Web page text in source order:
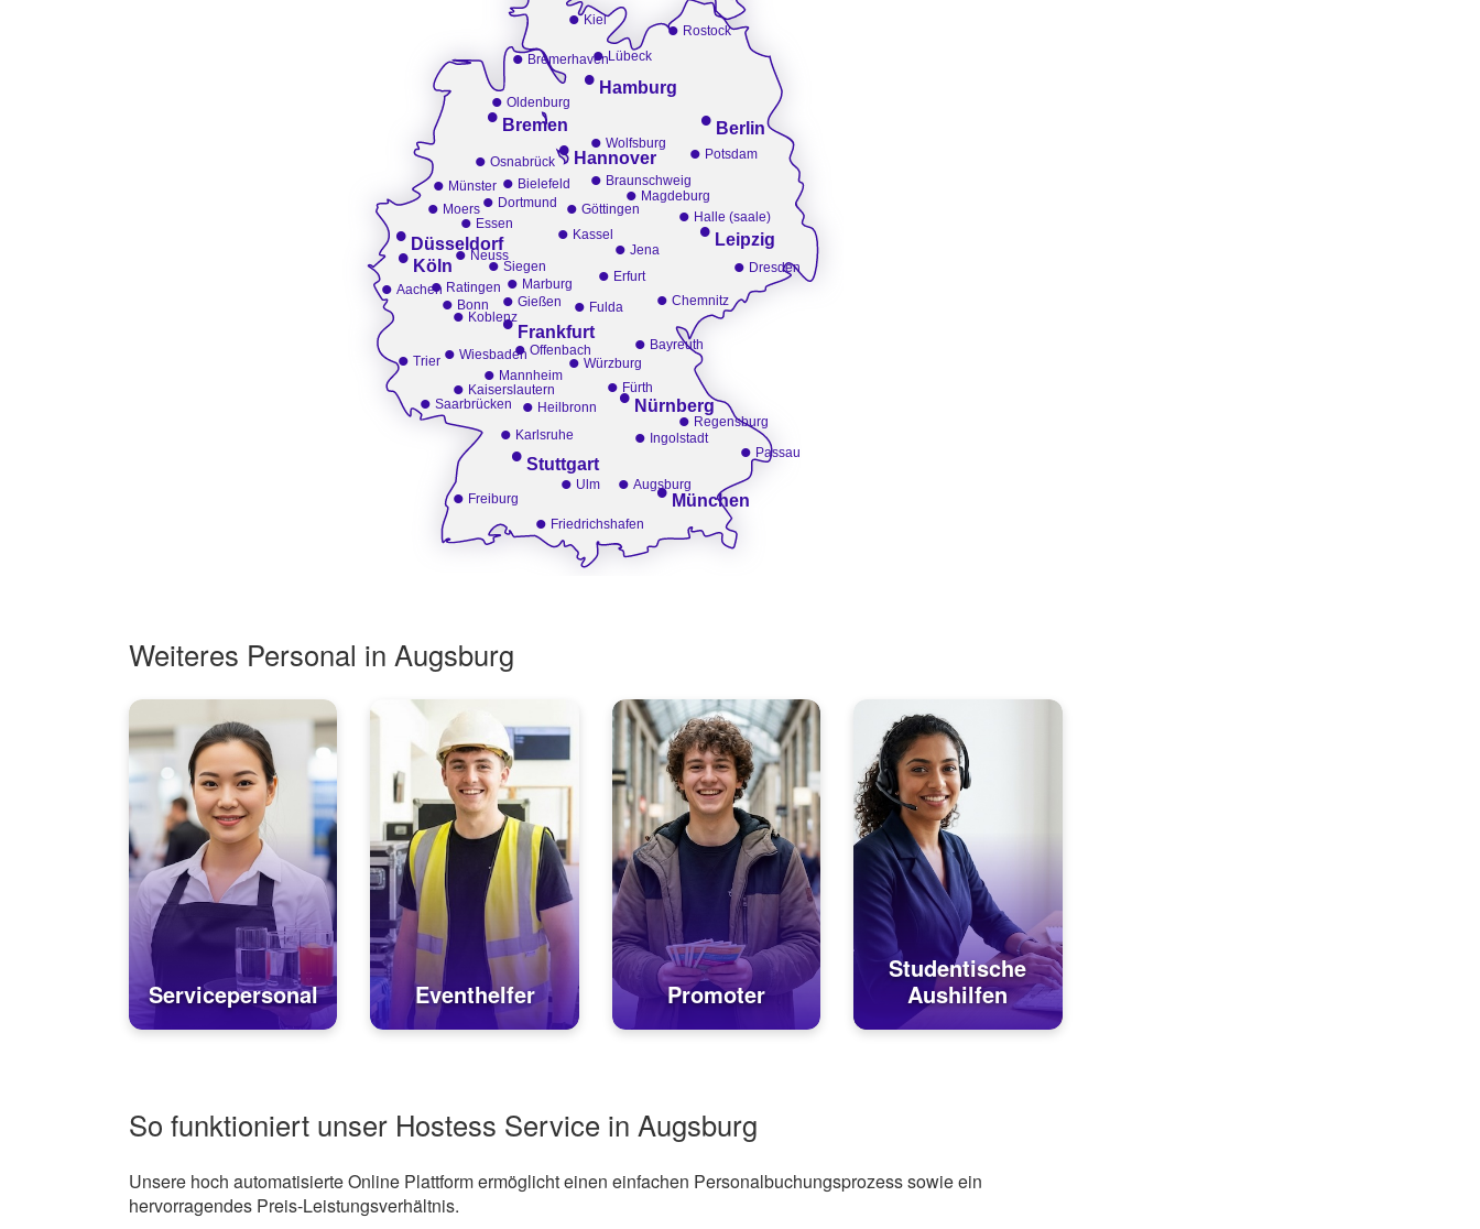
• Wolfsburg
• Passau
• Würzburg
• Erfurt
• Hamburg
• Hannover
• Frankfurt
• München
• Berlin
• Stuttgart
• Nürnberg
• Düsseldorf
• Köln
• Leipzig
• Bremen
• Oldenburg
• Ingolstadt
• Rostock
• Bonn
• Aachen
• Kassel
• Braunschweig
• Magdeburg
• Saarbrücken
• Trier
• Kiel
• Lübeck
• Chemnitz
• Essen
• Dresden
• Münster
• Dortmund • Göttingen
• Koblenz
• Bielefeld
• Osnabrück
• Ulm • Augsburg
• Regensburg
• Karlsruhe
• Bayreuth
• Freiburg
• Jena
• Potsdam
• Wiesbaden
• Mannheim
• Kaiserslautern
• Friedrichshafen
• Offenbach
• Fulda
• Ratingen
• Moers
• Fürth
• Neuss
• Bremerhaven
• Siegen
• Gießen
• Heilbronn
• Halle (saale)
• Marburg
Weiteres Personal in Augsburg
Servicepersonal Eventhelfer Promoter
Studentische
Aushilfen
So funktioniert unser Hostess Service in Augsburg
Unsere hoch automatisierte Online Plattform ermöglicht einen einfachen Personalbuchungsprozess sowie ein
hervorragendes Preis-Leistungsverhältnis.